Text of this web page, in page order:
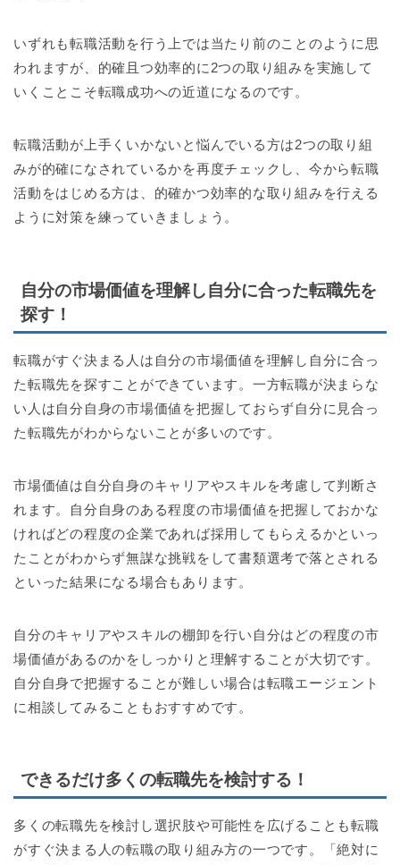
いずれも転職活動を行う上では当たり前のことのように思
われますが、的確且つ効率的に2つの取り組みを実施して
いくことこそ転職成功への近道になるのです。
転職活動が上手くいかないと悩んでいる方は2つの取り組
みが的確になされているかを再度チェックし、今から転職
活動をはじめる方は、的確かつ効率的な取り組みを行える
ように対策を練っていきましょう。
自分の市場価値を理解し自分に合った転職先を
探す！
転職がすぐ決まる人は自分の市場価値を理解し自分に合っ
た転職先を探すことができています。一方転職が決まらな
い人は自分自身の市場価値を把握しておらず自分に見合っ
た転職先がわからないことが多いのです。
市場価値は自分自身のキャリアやスキルを考慮して判断さ
れます。自分自身のある程度の市場価値を把握しておかな
ければどの程度の企業であれば採用してもらえるかといっ
たことがわからず無謀な挑戦をして書類選考で落とされる
といった結果になる場合もあります。
自分のキャリアやスキルの棚卸を行い自分はどの程度の市
場価値があるのかをしっかりと理解することが大切です。
自分自身で把握することが難しい場合は転職エージェント
に相談してみることもおすすめです。
できるだけ多くの転職先を検討する！
多くの転職先を検討し選択肢や可能性を広げることも転職
がすぐ決まる人の転職の取り組み方の一つです。「絶対に